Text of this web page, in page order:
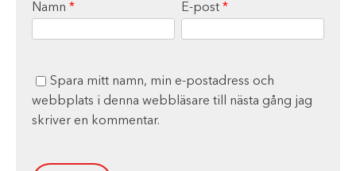
Namn * E-post *
Spara mitt namn, min e-postadress och
webbplats i denna webbläsare till nästa gång jag
skriver en kommentar.